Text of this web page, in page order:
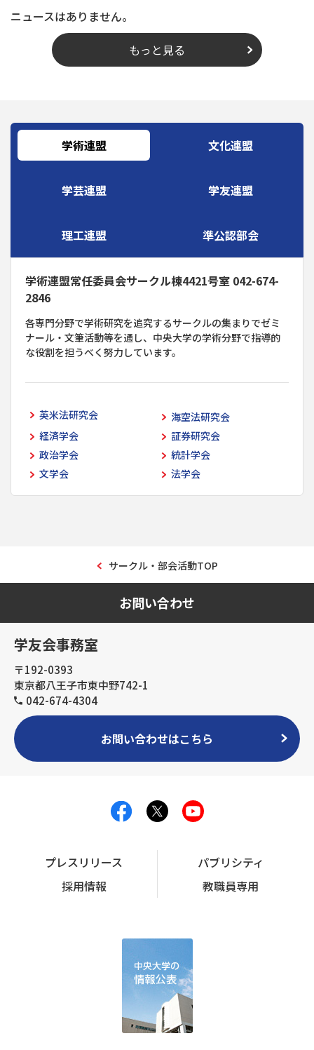
ニュースはありません。
もっと見る
学術連盟 文化連盟
学芸連盟 学友連盟
理工連盟 準公認部会
学術連盟常任委員会サークル棟4421号室 042-674-
2846
各専門分野で学術研究を追究するサークルの集まりでゼミ
ナール・文筆活動等を通し、中央大学の学術分野で指導的
な役割を担うべく努力しています。
英米法研究会
海空法研究会
経済学会
証券研究会
政治学会
統計学会
文学会
法学会
サークル・部会活動TOP
お問い合わせ
学友会事務室
〒192-0393
東京都八王子市東中野742-1
042-674-4304
お問い合わせはこちら
プレスリリース
パブリシティ
採用情報
教職員専用